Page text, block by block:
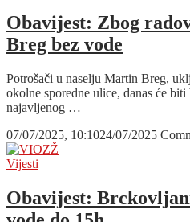
Obavijest: Zbog
Breg bez vode
Potrošači u naselju Martin Breg,
okolne sporedne ulice, danas će
najavljenog …
07/07/2025, 10:1024/07/2025
Vijesti
Obavijest: